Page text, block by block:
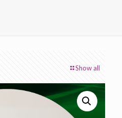
Show all